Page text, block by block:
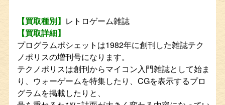
【買取種別】 レトロゲーム雑誌
【買取詳細】
プログラムポシェットは1982年に創刊した雑誌テク
ノポリスの増刊号になります。
テクノポリスは創刊からマイコン入門雑誌として始ま
り、ウォーゲームを特集したり、CGを表示するプロ
グラムを掲載したりと、